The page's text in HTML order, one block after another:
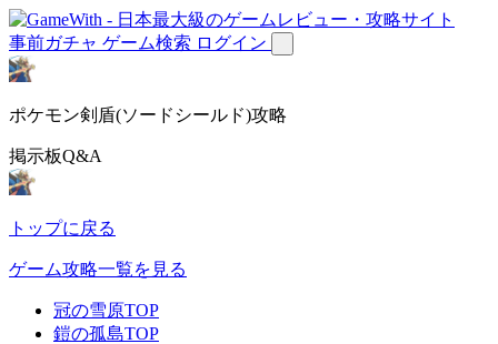
事前ガチャ ゲーム検索 ログイン
ポケモン剣盾(ソードシールド)攻略
掲示板Q&A
トップに戻る
ゲーム攻略一覧を見る
冠の雪原TOP
鎧の孤島TOP